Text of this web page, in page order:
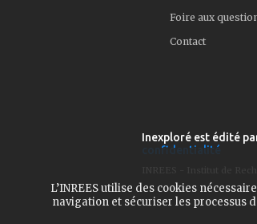
Foire aux
Contact
Inexploré est édité
confidentialité
L’INREES utilise des cookies
navigation et sécuriser les processus